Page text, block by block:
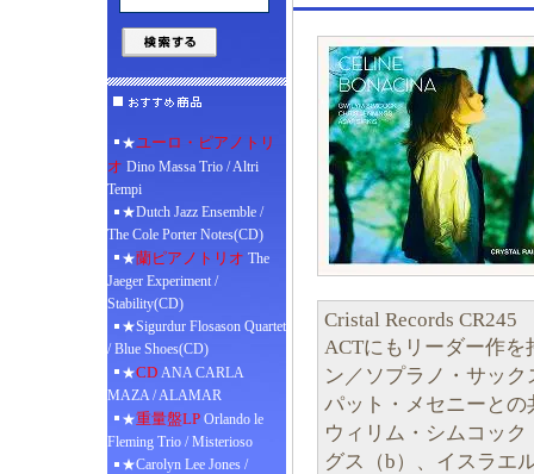
★ユーロ・ピアノトリ
オ Dino Massa Trio / Altri
Tempi
★Dutch Jazz Ensemble /
The Cole Porter Notes(CD)
★蘭ピアノトリオ The
Jaeger Experiment /
Stability(CD)
★Sigurdur Flosason Quartet
/ Blue Shoes(CD)
★CD ANA CARLA
MAZA / ALAMAR
★重量盤LP Orlando le
Fleming Trio / Misterioso
★Carolyn Lee Jones /
Cristal Records CR245
ACTにもリーダー作
ン／ソプラノ・サッ
パット・メセニーと
ウィリム・シムコッ
グス（b）、イスラエ